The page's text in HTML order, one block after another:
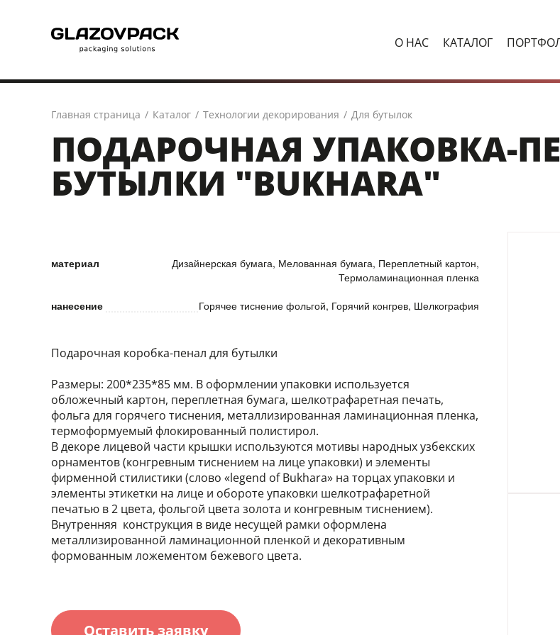
О НАС КАТАЛОГ
Главная страница / Каталог / Технологии декорирования / Для бутылок
ПОДАРОЧНАЯ УПАКОВКА-
БУТЫЛКИ "BUKHARA"
материал
Дизайнерская бумага, Мелованная бумага, Переплетный картон,
Термоламинационная пленка
нанесение
Горячее тиснение фольгой, Горячий конгрев, Шелкография
Подарочная коробка-пенал для бутылки
Размеры: 200*235*85 мм. В оформлении упаковки используется
обложечный картон, переплетная бумага, шелкотрафаретная печать,
фольга для горячего тиснения, металлизированная ламинационная пленка,
термоформуемый флокированный полистирол.
В декоре лицевой части крышки используются мотивы народных узбекских
орнаментов (конгревным тиснением на лице упаковки) и элементы
фирменной стилистики (слово «legend of Bukhara» на торцах упаковки и
элементы этикетки на лице и обороте упаковки шелкотрафаретной
печатью в 2 цвета, фольгой цвета золота и конгревным тиснением).
Внутренняя конструкция в виде несущей рамки оформлена
металлизированной ламинационной пленкой и декоративным
формованным ложементом бежевого цвета.
Оставить заявку